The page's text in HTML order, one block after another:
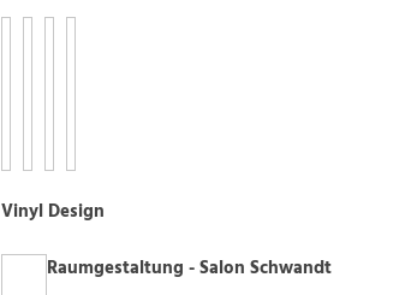
Vinyl Design
Raumgestaltung - Salon Schwandt